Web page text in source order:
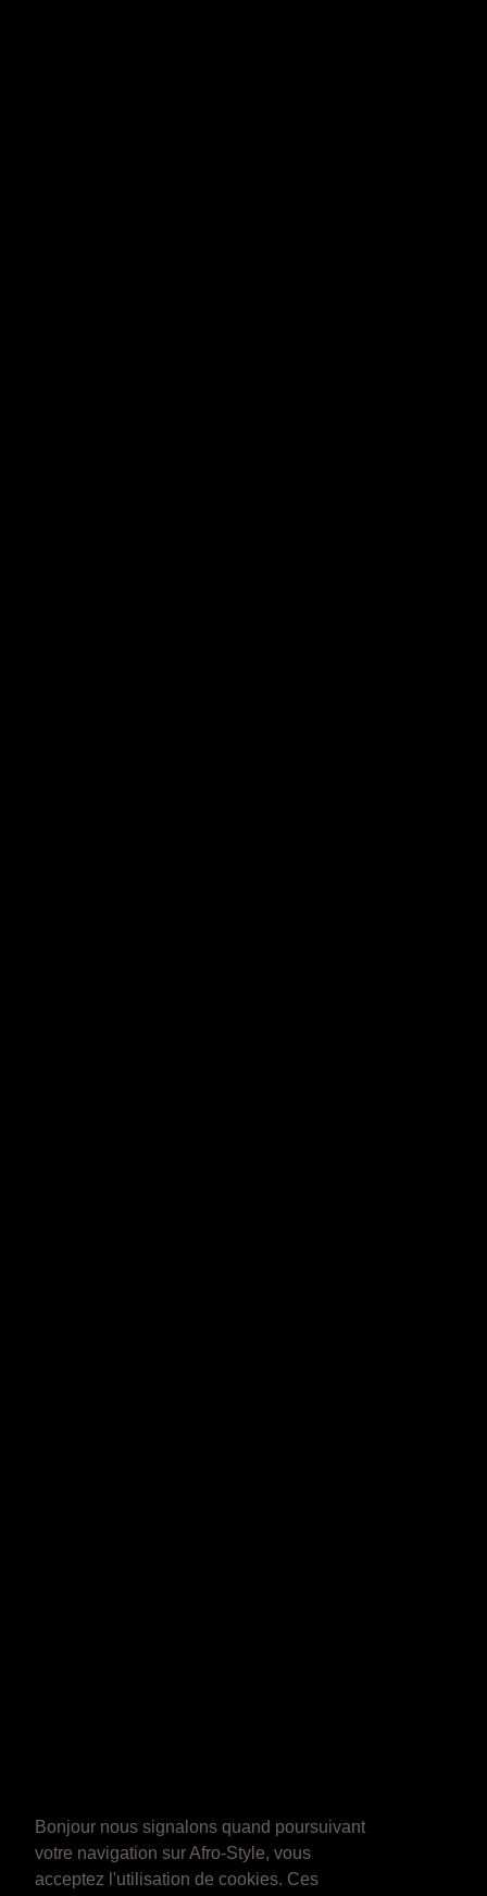
Bonjour nous signalons quand poursuivant
votre navigation sur Afro-Style, vous
acceptez l'utilisation de cookies. Ces